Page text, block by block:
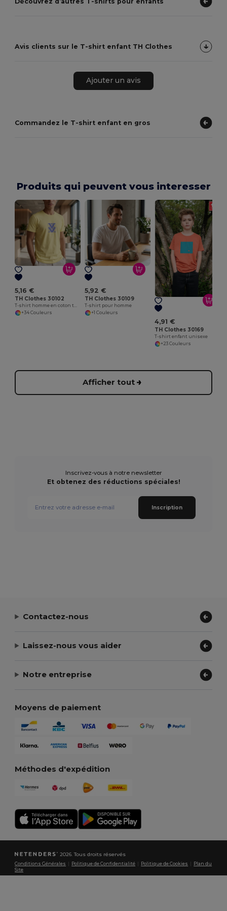
Avis clients sur le T-shirt enfant TH Clothes
Ajouter un avis
Commandez le T-shirt enfant en gros
Produits qui peuvent vous interesser
5,16 €
TH Clothes 30102
+34 Couleurs
5,92 €
TH Clothes 30109
T-shirt pour homme
+1 Couleurs
4,91 €
TH Clothes 30169
T-shirt enfant unisexe
+23 Couleurs
Afficher tout
Inscrivez-vous à notre newsletter
Et obtenez des réductions spéciales!
Inscription
Contactez-nous
Laissez-nous vous aider
Notre entreprise
Moyens de paiement
Méthodes d'expédition
2026. Tous droits réservés
Conditions Générales Politique de Confidentialité Politique de Cookies
Plan du
Site